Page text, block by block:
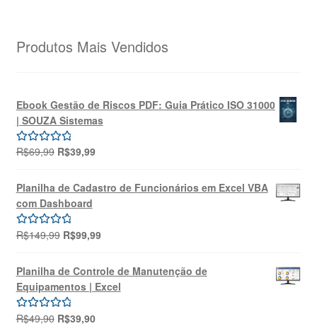
Produtos Mais Vendidos
Ebook Gestão de Riscos PDF: Guia Prático ISO 31000
| SOUZA Sistemas
Avaliação
R$69,99 O
original
era:
R$69,99.
R$39,99O
atual
é:
Planilha de Cadastro de Funcionários em Excel VBA
com Dashboard
Avaliação
R$149,99 O
original
era:
R$149,99.
R$99,99O
atual
é:
R$99,99.
Planilha de Controle de Manutenção de
Equipamentos | Excel
Avaliação
R$49,90 O
R$39,90O